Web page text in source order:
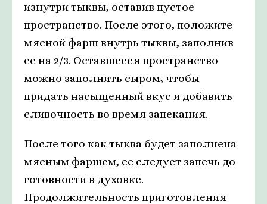
изнутри тыквы, оставив пустое
пространство. После этого, положите
мясной фарш внутрь тыквы, заполнив
ее на 2/3. Оставшееся пространство
можно заполнить сыром, чтобы
придать насыщенный вкус и добавить
сливочность во время запекания.
После того как тыква будет заполнена
мясным фаршем, ее следует запечь до
готовности в духовке.
Продолжительность приготовления